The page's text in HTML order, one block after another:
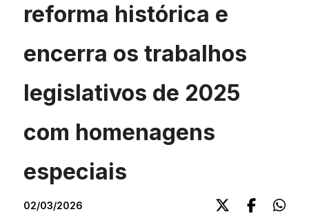
reforma histórica e
encerra os trabalhos
legislativos de 2025
com homenagens
especiais
02/03/2026